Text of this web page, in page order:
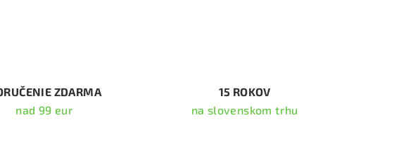
c
i
ZDARMA
nad 99 eur
15 ROKOV
na slovenskom trhu